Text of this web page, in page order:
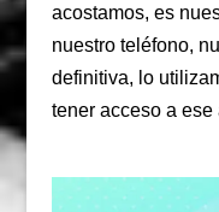
acostamos, es
nuestro teléfono,
definitiva, lo
tener acceso a ese